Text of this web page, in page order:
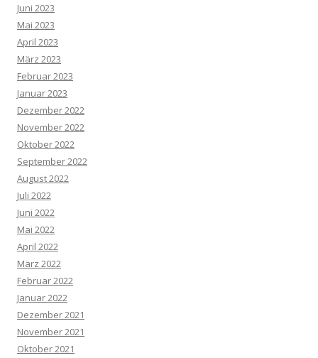
Juni 2023
Mai 2023
April 2023
März 2023
Februar 2023
Januar 2023
Dezember 2022
November 2022
Oktober 2022
September 2022
August 2022
Juli 2022
Juni 2022
Mai 2022
April 2022
März 2022
Februar 2022
Januar 2022
Dezember 2021
November 2021
Oktober 2021